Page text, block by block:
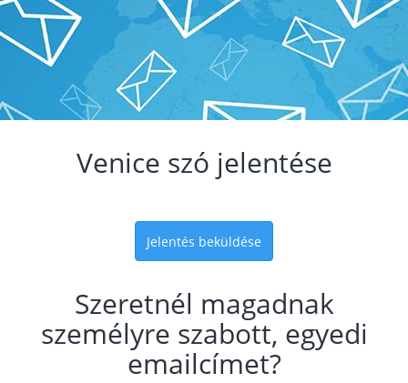
Venice szó jelentése
Jelentés beküldése
Szeretnél magadnak
személyre szabott, egyedi
emailcímet?